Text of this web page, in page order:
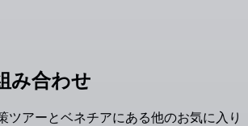
み合わせ
ツアーとベネチアにある他のお気に入り